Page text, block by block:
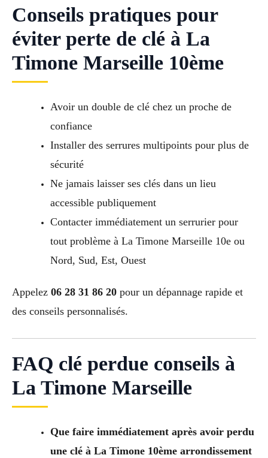
Conseils pratiques pour
éviter perte de clé à La
Timone Marseille 10ème
Avoir un double de clé chez un proche de
confiance
Installer des serrures multipoints pour plus de
sécurité
Ne jamais laisser ses clés dans un lieu
accessible publiquement
Contacter immédiatement un serrurier pour
tout problème à La Timone Marseille 10e ou
Nord, Sud, Est, Ouest
Appelez 06 28 31 86 20 pour un dépannage rapide et
des conseils personnalisés.
FAQ clé perdue conseils à
La Timone Marseille
Que faire immédiatement après avoir perdu
une clé à La Timone 10ème arrondissement